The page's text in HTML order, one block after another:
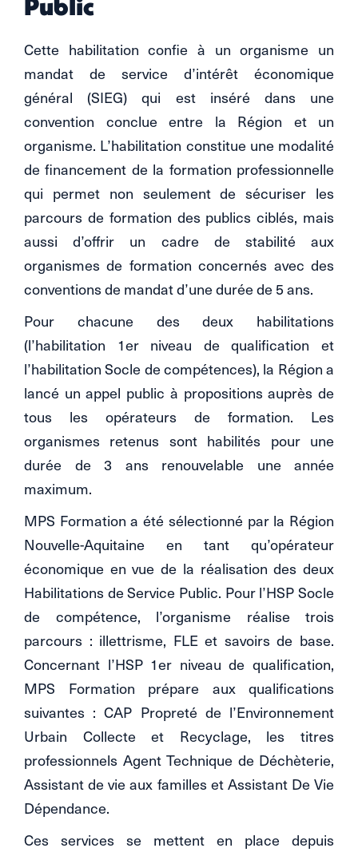
Cette habilitation confie à un organisme un
mandat de service d’intérêt économique
général (SIEG) qui est inséré dans une
convention conclue entre la Région et un
organisme. L’habilitation constitue une modalité
de financement de la formation professionnelle
qui permet non seulement de sécuriser les
parcours de formation des publics ciblés, mais
aussi d’offrir un cadre de stabilité aux
organismes de formation concernés avec des
conventions de mandat d’une durée de 5 ans.
Pour chacune des deux habilitations
(l’habilitation 1er niveau de qualification et
l’habilitation Socle de compétences), la Région a
lancé un appel public à propositions auprès de
tous les opérateurs de formation. Les
organismes retenus sont habilités pour une
durée de 3 ans renouvelable une année
maximum.
MPS Formation a été sélectionné par la Région
Nouvelle-Aquitaine en tant qu’opérateur
économique en vue de la réalisation des deux
Habilitations de Service Public. Pour l’HSP Socle
de compétence, l’organisme réalise trois
parcours : illettrisme, FLE et savoirs de base.
Concernant l’HSP 1er niveau de qualification,
MPS Formation prépare aux qualifications
suivantes : CAP Propreté de l’Environnement
Urbain Collecte et Recyclage, les titres
professionnels Agent Technique de Déchèterie,
Assistant de vie aux familles et Assistant De Vie
Dépendance.
Ces services se mettent en place depuis